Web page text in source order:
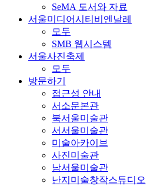
SeMA 도서와 자료
서울미디어시티비엔날레
모두
SMB 웹시스템
서울사진축제
모두
방문하기
접근성 안내
서소문본관
북서울미술관
서서울미술관
미술아카이브
사진미술관
남서울미술관
난지미술창작스튜디오